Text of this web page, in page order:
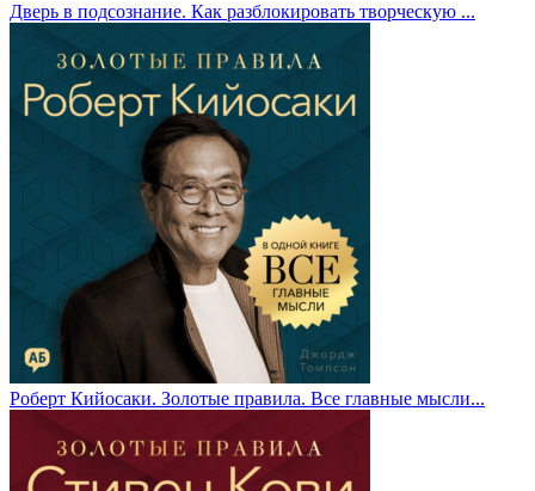
Дверь в подсознание. Как разблокировать творческую ...
Роберт Кийосаки. Золотые правила. Все главные мысли...